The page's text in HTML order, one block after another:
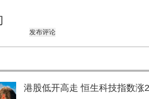
发布评论
港股低开高走 恒生科技指数涨